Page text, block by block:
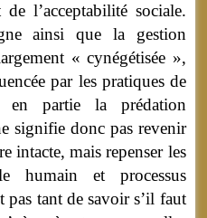
l’acceptabilité sociale.
ainsi que la gestion
« cynégétisée »,
par les pratiques de
en partie la prédation
signifie donc pas revenir
intacte, mais repenser les
humain et processus
pas tant de savoir s’il faut